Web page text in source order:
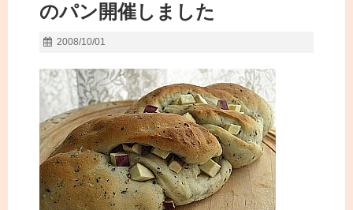
のパン開催しました
2008/10/01